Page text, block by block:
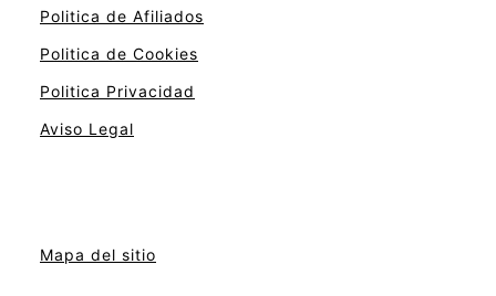
Politica de Afiliados
Politica de Cookies
Politica Privacidad
Aviso Legal
Mapa del sitio